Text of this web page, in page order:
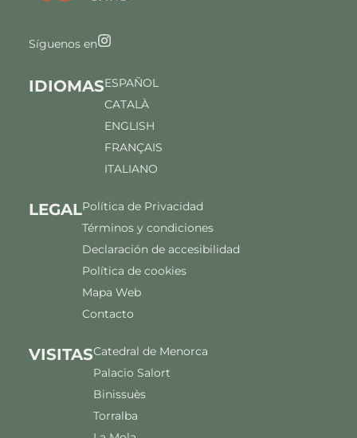
Síguenos en
VISITASCatedral de Menorca
Palacio Salort
Binissuès
Torralba
IDIOMASESPAÑOL
CATALÀ
ENGLISH
FRANÇAIS
ITALIANO
LEGALPolítica de Privacidad
Términos y condiciones
Declaración de accesibilidad
Política de cookies
Mapa Web
Contacto